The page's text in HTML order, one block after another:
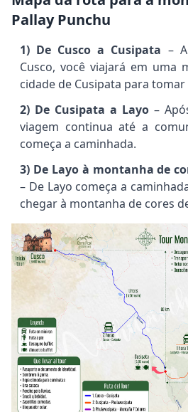
Pallay Punchu
1) De Cusco a Cusipata –
Cusco, você viajará em uma
cidade de Cusipata para
2) De Cusipata a Layo –
viagem continua até a
começa a caminhada.
3) De Layo à montanha de
– De Layo começa a
chegar à montanha de cores